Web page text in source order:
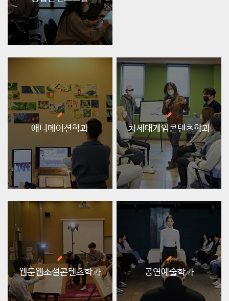
애니메이션학과 차세대게임콘텐츠학과
웹툰웹소설콘텐츠학과 공연예술학과